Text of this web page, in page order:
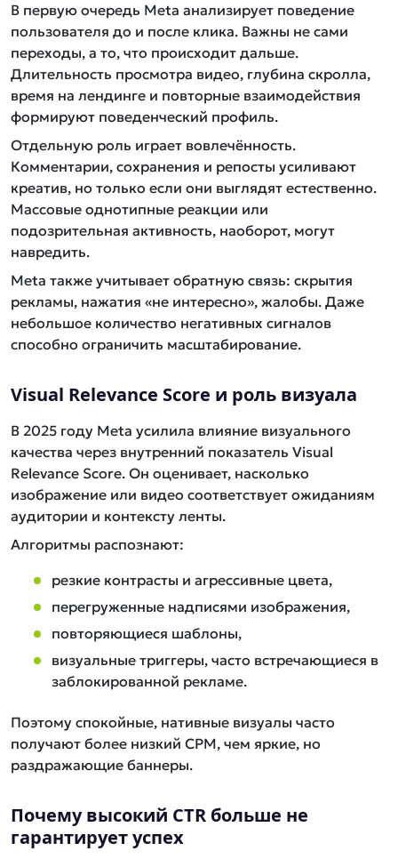
В первую очередь Meta анализирует поведение
пользователя до и после клика. Важны не сами
переходы, а то, что происходит дальше.
Длительность просмотра видео, глубина скролла,
время на лендинге и повторные взаимодействия
формируют поведенческий профиль.
Отдельную роль играет вовлечённость.
Комментарии, сохранения и репосты усиливают
креатив, но только если они выглядят естественно.
Массовые однотипные реакции или
подозрительная активность, наоборот, могут
навредить.
Meta также учитывает обратную связь: скрытия
рекламы, нажатия «не интересно», жалобы. Даже
небольшое количество негативных сигналов
способно ограничить масштабирование.
Visual Relevance Score и роль визуала
В 2025 году Meta усилила влияние визуального
качества через внутренний показатель Visual
Relevance Score. Он оценивает, насколько
изображение или видео соответствует ожиданиям
аудитории и контексту ленты.
Алгоритмы распознают:
резкие контрасты и агрессивные цвета,
перегруженные надписями изображения,
повторяющиеся шаблоны,
визуальные триггеры, часто встречающиеся в
заблокированной рекламе.
Поэтому спокойные, нативные визуалы часто
получают более низкий CPM, чем яркие, но
раздражающие баннеры.
Почему высокий CTR больше не
гарантирует успех